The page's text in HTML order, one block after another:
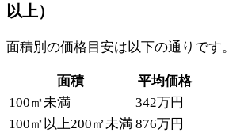
以上）
面積別の価格目安は以下の通りです。
面積
平均価格
100㎡未満
342万円
100㎡以上200㎡未満 876万円